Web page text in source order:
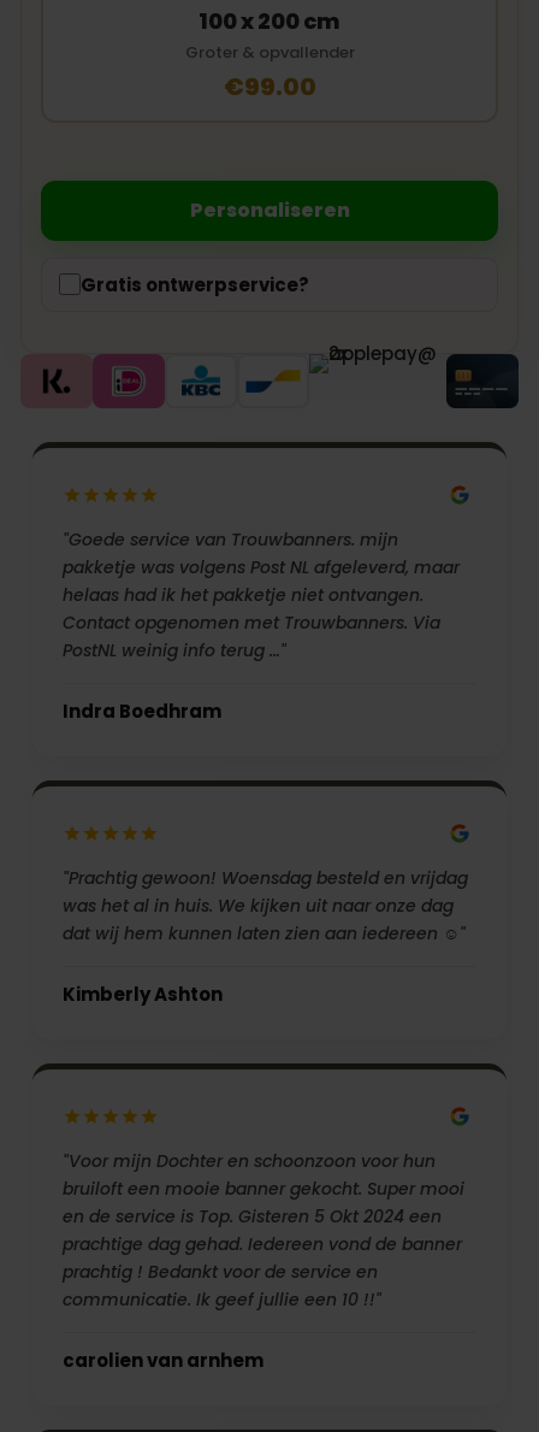
100 x 200 cm
Groter & opvallender
€99.00
Personaliseren
Gratis ontwerpservice?
"Goede service van Trouwbanners. mijn
pakketje was volgens Post NL afgeleverd, maar
helaas had ik het pakketje niet ontvangen.
Contact opgenomen met Trouwbanners. Via
PostNL weinig info terug …"
Indra Boedhram
"Prachtig gewoon! Woensdag besteld en vrijdag
was het al in huis. We kijken uit naar onze dag
dat wij hem kunnen laten zien aan iedereen ☺️"
Kimberly Ashton
"Voor mijn Dochter en schoonzoon voor hun
bruiloft een mooie banner gekocht. Super mooi
en de service is Top. Gisteren 5 Okt 2024 een
prachtige dag gehad. Iedereen vond de banner
prachtig ! Bedankt voor de service en
communicatie. Ik geef jullie een 10 !!"
carolien van arnhem